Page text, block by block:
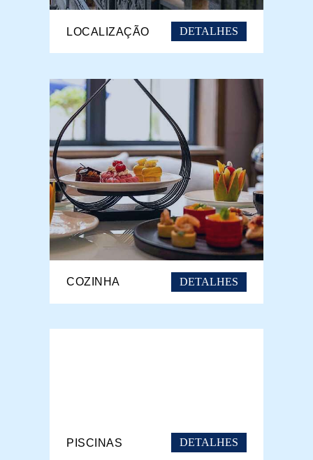
LOCALIZAÇÃO DETALHES
COZINHA DETALHES
PISCINAS DETALHES